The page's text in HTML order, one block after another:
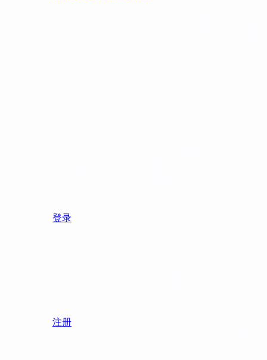
登录
注册